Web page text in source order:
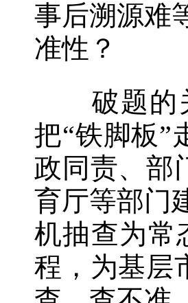
事后溯源难
准性？
破题的关
把“铁脚板”
政同责、部
育厅等部门
机抽查为常
程，为基层